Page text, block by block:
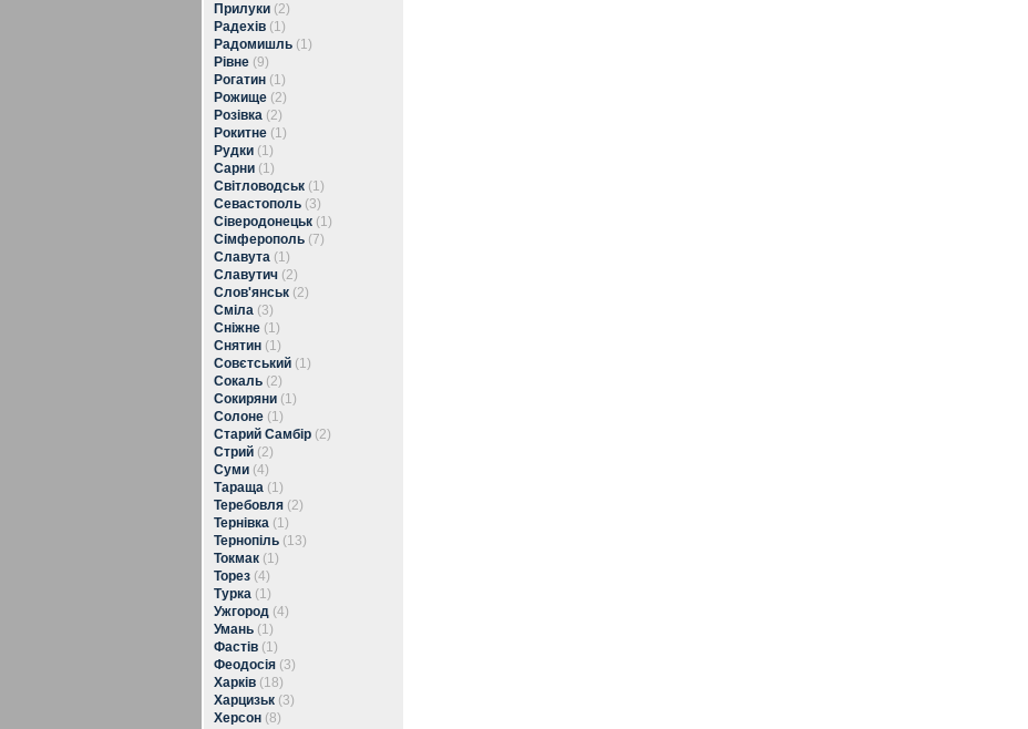
Прилуки (2)
Радехів (1)
Радомишль (1)
Рівне (9)
Рогатин (1)
Рожище (2)
Розівка (2)
Рокитне (1)
Рудки (1)
Сарни (1)
Світловодськ (1)
Севастополь (3)
Сіверодонецьк (1)
Сімферополь (7)
Славута (1)
Славутич (2)
Слов'янськ (2)
Сміла (3)
Сніжне (1)
Снятин (1)
Совєтський (1)
Сокаль (2)
Сокиряни (1)
Солоне (1)
Старий Самбір (2)
Стрий (2)
Суми (4)
Тараща (1)
Теребовля (2)
Тернівка (1)
Тернопіль (13)
Токмак (1)
Торез (4)
Турка (1)
Ужгород (4)
Умань (1)
Фастів (1)
Феодосія (3)
Харків (18)
Харцизьк (3)
Херсон (8)